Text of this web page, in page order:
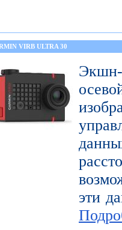
VIRB ULTRA 30
эти